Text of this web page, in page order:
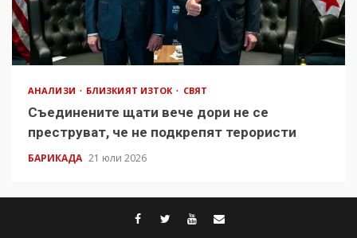
АНАЛИЗИ БЛИЗКИЯТ ИЗТОК СВЯТ
Съединените щати вече дори не се
преструват, че не подкрепят терористи
БАРИКАДА 21 юли 2026
facebook
twitter
youtube